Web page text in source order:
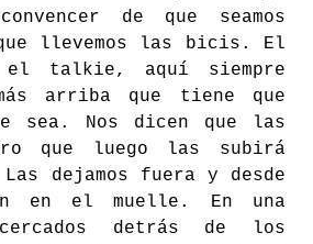
de que seamos
llevemos las bicis. El
el talkie, aquí siempre
arriba que tiene que
sea. Nos dicen que las
que luego las subirá
dejamos fuera y desde
en el muelle. En una
detrás de los